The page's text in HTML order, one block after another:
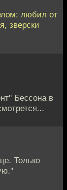
любил от
зверски
Бессона в
Только